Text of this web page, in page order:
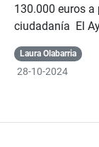
130.000 euros
ciudadanía El
Laura Olabarria
28-10-2024